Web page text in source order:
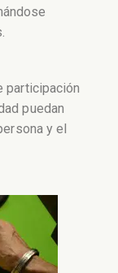
participación
puedan
y el